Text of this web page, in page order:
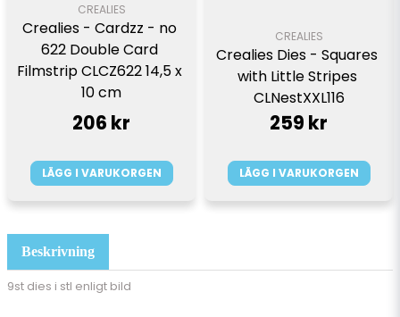
Beskrivning
9st dies i stl enligt bild
CREALIES
Crealies - Cardzz - no
622 Double Card
Filmstrip CLCZ622 14,5 x
10 cm
206 kr
LÄGG I VARUKORGEN
CREALIES
Crealies Dies - Squares
with Little Stripes
CLNestXXL116
259 kr
LÄGG I VARUKORGEN